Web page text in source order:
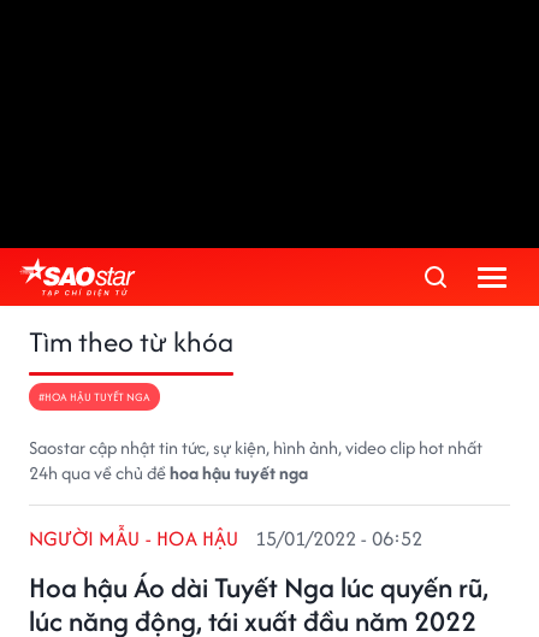
Tìm theo từ khóa
#HOA HẬU TUYẾT NGA
Saostar cập nhật tin tức, sự kiện, hình ảnh, video clip hot nhất
24h qua về chủ đềhoa hậu tuyết nga
Hoa hậu Áo dài Tuyết Nga lúc quyến rũ,
lúc năng động, tái xuất đầu năm 2022
NGƯỜI MẪU - HOA HẬU 15/01/2022 - 06:52